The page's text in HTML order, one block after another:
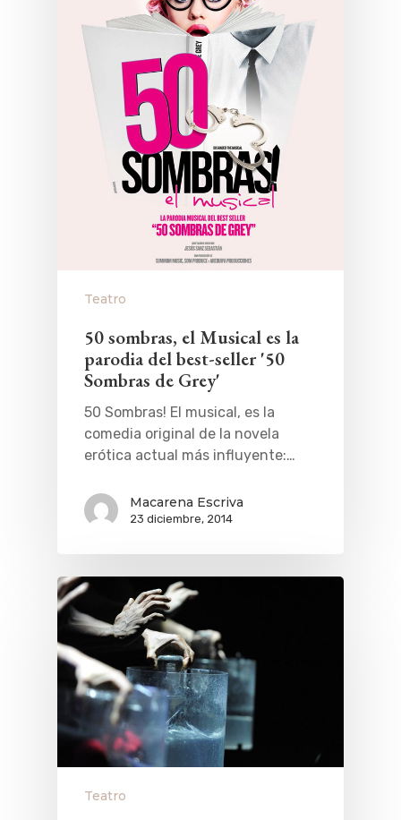
Teatro
50 sombras, el Musical es la
parodia del best-seller '50
Sombras de Grey'
50 Sombras! El musical, es la
comedia original de la novela
erótica actual más influyente:…
Macarena Escriva
23 diciembre, 2014
Teatro